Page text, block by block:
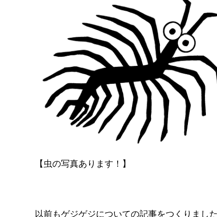
【虫の写真あります！】
以前もゲジゲジについての記事をつくりまし